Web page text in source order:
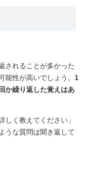
されることが多かった
能性が高いでしょう。 1
か繰り返した覚えはあ
しく教えてください」
うな質問は聞き返して